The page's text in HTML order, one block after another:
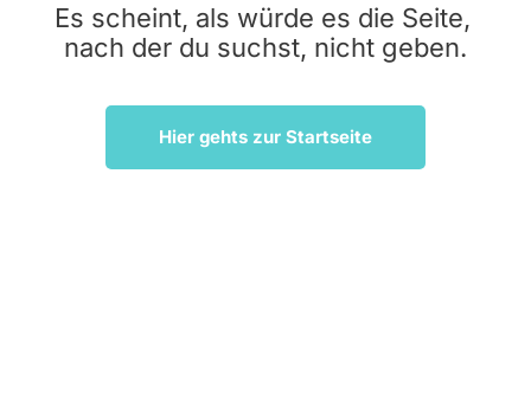
Es scheint, als würde es die Seite,
nach der du suchst, nicht geben.
Hier gehts zur Startseite